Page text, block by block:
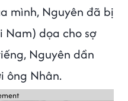
mình, Nguyên đã bị
Nam) dọa cho sợ
Nguyên dần
ông Nhân.